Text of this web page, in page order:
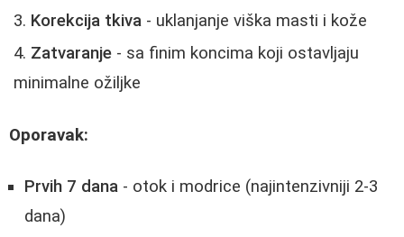
Korekcija tkiva - uklanjanje viška masti i kože
Zatvaranje - sa finim koncima koji ostavljaju
minimalne ožiljke
Oporavak:
Prvih 7 dana - otok i modrice (najintenzivniji 2-3
dana)